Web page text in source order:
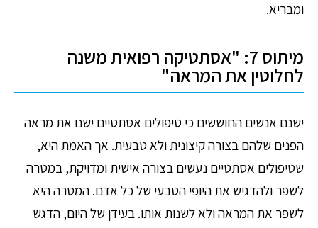
ומבריא.
מיתוס 7: "אסתטיקה רפואית משנה
לחלוטין את המראה"
ישנם אנשים החוששים כי טיפולים אסתטיים ישנו את מראה
הפנים שלהם בצורה קיצונית ולא טבעית. אך האמת היא,
שטיפולים אסתטיים נעשים בצורה אישית ומדויקת, במטרה
לשפר ולהדגיש את היופי הטבעי של כל אדם. המטרה היא
לשפר את המראה ולא לשנות אותו. בעידן של היום, הדגש